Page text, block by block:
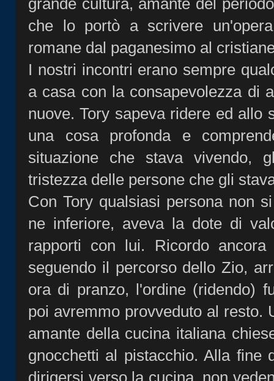
grande cultura, amante del
che lo portò a scrivere
romane dal paganesimo al
I nostri incontri erano sempre
a casa con la consapevolezza di
nuove. Tory sapeva ridere ed allo
una cosa profonda e
situazione che stava vivendo,
tristezza delle persone che gli
Con Tory qualsiasi persona non
ne inferiore, aveva la dote di
rapporti con lui. Ricordo
seguendo il percorso dello Zio,
ora di pranzo, l'ordine (ridendo)
poi avremmo provveduto al resto.
amante della cucina italiana
gnocchetti al pistacchio. Alla fine
dirigersi verso la cucina, non